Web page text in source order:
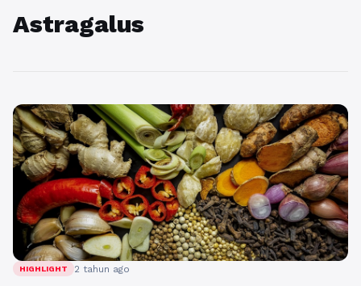
Astragalus
HIGHLIGHT 2 tahun ago